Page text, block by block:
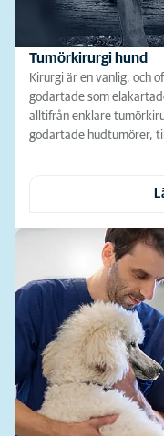
Tumörkirurgi hund
Kirurgi är en vanlig, och
godartade som
alltifrån enklare
godartade hudtumörer,